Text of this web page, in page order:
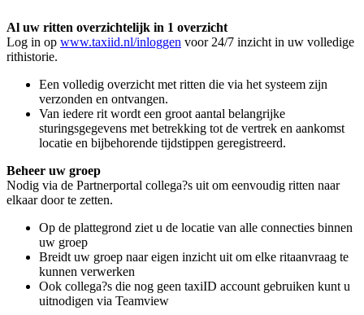
Al uw ritten overzichtelijk in 1 overzicht
Log in op www.taxiid.nl/inloggen voor 24/7 inzicht in uw volledige
rithistorie.
Een volledig overzicht met ritten die via het systeem zijn
verzonden en ontvangen.
Van iedere rit wordt een groot aantal belangrijke
sturingsgegevens met betrekking tot de vertrek en aankomst
locatie en bijbehorende tijdstippen geregistreerd.
Beheer uw groep
Nodig via de Partnerportal collega?s uit om eenvoudig ritten naar
elkaar door te zetten.
Op de plattegrond ziet u de locatie van alle connecties binnen
uw groep
Breidt uw groep naar eigen inzicht uit om elke ritaanvraag te
kunnen verwerken
Ook collega?s die nog geen taxiID account gebruiken kunt u
uitnodigen via Teamview